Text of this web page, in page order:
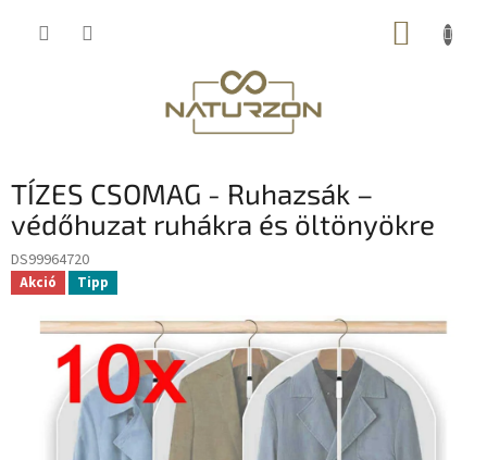
KOSÁR
TÍZES CSOMAG - Ruhazsák –
védőhuzat ruhákra és öltönyökre
DS99964720
Akció Tipp